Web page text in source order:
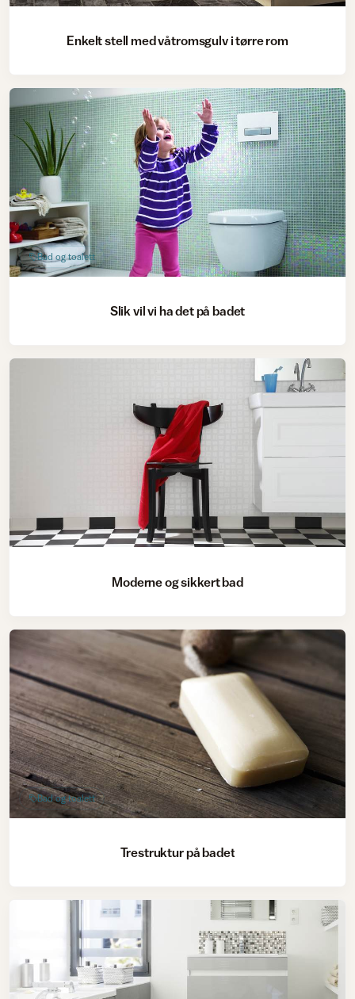
Enkelt stell med våtromsgulv i tørre rom
Bad og toalett
Slik vil vi ha det på badet
Moderne og sikkert bad
Bad og toalett
Trestruktur på badet